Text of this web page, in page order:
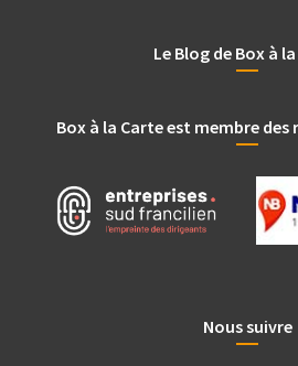
Le Blog de Box à
Box à la Carte est membre
Nous suivre